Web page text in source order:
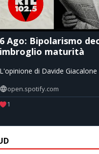
6 Ago: Bipolarismo
imbroglio maturità
L'opinione di Davide Giacalone
open.spotify.com
1